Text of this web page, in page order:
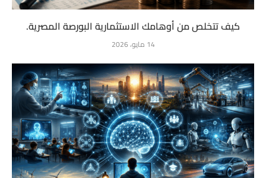
كيف تتخلص من أوهامك الاستثمارية البورصة المصرية.
14 مايو، 2026